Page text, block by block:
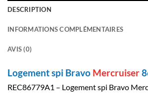
DESCRIPTION
INFORMATIONS COMPLÉMENTAIRES
AVIS (0)
Logement spi Bravo Mercruiser
REC86779A1 – Logement spi Bravo